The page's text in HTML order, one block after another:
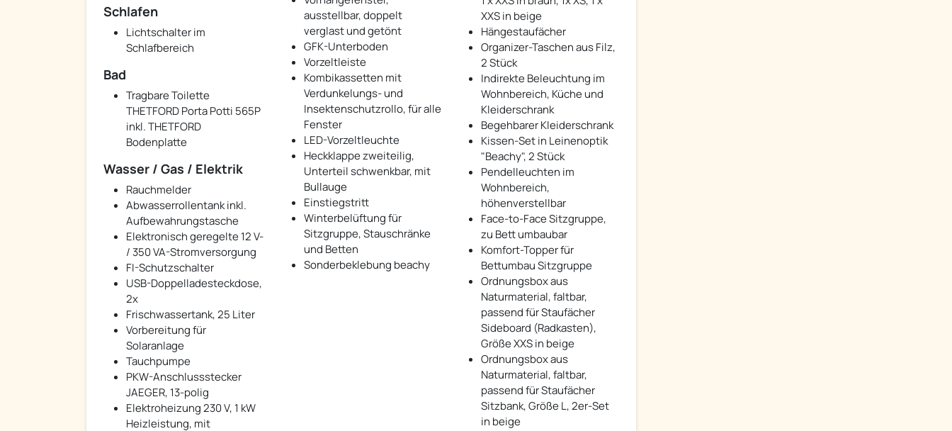
ausstellbar, doppelt
verglast und getönt
GFK-Unterboden
Vorzeltleiste
Kombikassetten mit
Verdunkelungs- und
Insektenschutzrollo, für alle
Fenster
LED-Vorzeltleuchte
Heckklappe zweiteilig,
Unterteil schwenkbar, mit
Bullauge
Einstiegstritt
Winterbelüftung für
Sitzgruppe, Stauschränke
und Betten
Sonderbeklebung beachy
XXS in beige
Hängestaufächer
Organizer-Taschen aus Filz,
2 Stück
Indirekte Beleuchtung im
Wohnbereich, Küche und
Kleiderschrank
Begehbarer Kleiderschrank
Kissen-Set in Leinenoptik
"Beachy", 2 Stück
Pendelleuchten im
Wohnbereich,
höhenverstellbar
Face-to-Face Sitzgruppe,
zu Bett umbaubar
Komfort-Topper für
Bettumbau Sitzgruppe
Ordnungsbox aus
Naturmaterial, faltbar,
passend für Staufächer
Sideboard (Radkasten),
Größe XXS in beige
Ordnungsbox aus
Naturmaterial, faltbar,
passend für Staufächer
Sitzbank, Größe L, 2er-Set
in beige
Schlafen
Lichtschalter im
Schlafbereich
Bad
Tragbare Toilette
THETFORD Porta Potti 565P
inkl. THETFORD
Bodenplatte
Wasser / Gas / Elektrik
Rauchmelder
Abwasserrollentank inkl.
Aufbewahrungstasche
Elektronisch geregelte 12 V-
/ 350 VA-Stromversorgung
FI-Schutzschalter
USB-Doppelladesteckdose,
2x
Frischwassertank, 25 Liter
Vorbereitung für
Solaranlage
Tauchpumpe
PKW-Anschlussstecker
JAEGER, 13-polig
Elektroheizung 230 V, 1 kW
Heizleistung, mit